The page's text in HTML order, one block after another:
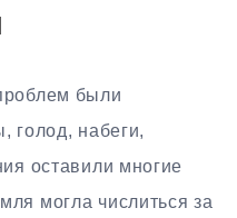
были
голод, набеги,
оставили многие
могла числиться за